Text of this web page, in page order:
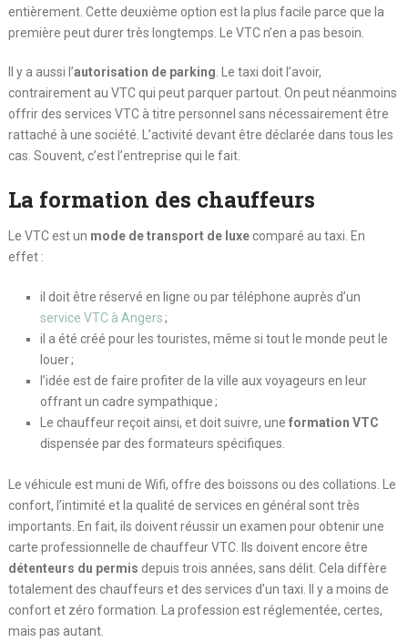
entièrement. Cette deuxième option est la plus facile parce que la
première peut durer très longtemps. Le VTC n’en a pas besoin.
Il y a aussi l’autorisation de parking. Le taxi doit l’avoir,
contrairement au VTC qui peut parquer partout. On peut néanmoins
offrir des services VTC à titre personnel sans nécessairement être
rattaché à une société. L’activité devant être déclarée dans tous les
cas. Souvent, c’est l’entreprise qui le fait.
La formation des chauffeurs
Le VTC est un mode de transport de luxecomparé au taxi. En
effet :
il doit être réservé en ligne ou par téléphone auprès d’un
service VTC à Angers;
il a été créé pour les touristes, même si tout le monde peut le
louer ;
l’idée est de faire profiter de la ville aux voyageurs en leur
offrant un cadre sympathique ;
Le chauffeur reçoit ainsi, et doit suivre, une formation VTC
dispensée par des formateurs spécifiques.
Le véhicule est muni de Wifi, offre des boissons ou des collations. Le
confort, l’intimité et la qualité de services en général sont très
importants. En fait, ils doivent réussir un examen pour obtenir une
carte professionnelle de chauffeur VTC. Ils doivent encore être
détenteurs du permis depuis trois années, sans délit. Cela diffère
totalement des chauffeurs et des services d’un taxi. Il y a moins de
confort et zéro formation. La profession est réglementée, certes,
mais pas autant.